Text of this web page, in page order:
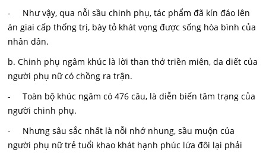
- Như vậy, qua nỗi sầu chinh phụ, tác phẩm đã kín đáo lên
án giai cấp thống trị, bày tỏ khát vọng được sống hòa bình của
nhân dân.
b. Chinh phụ ngâm khúc là lời than thở triền miên, da diết của
người phụ nữ có chồng ra trận.
- Toàn bộ khúc ngâm có 476 câu, là diễn biến tâm trạng của
người chinh phụ.
- Nhưng sâu sắc nhất là nỗi nhớ nhung, sầu muộn của
người phụ nữ trẻ tuổi khao khát hạnh phúc lứa đôi lại phải